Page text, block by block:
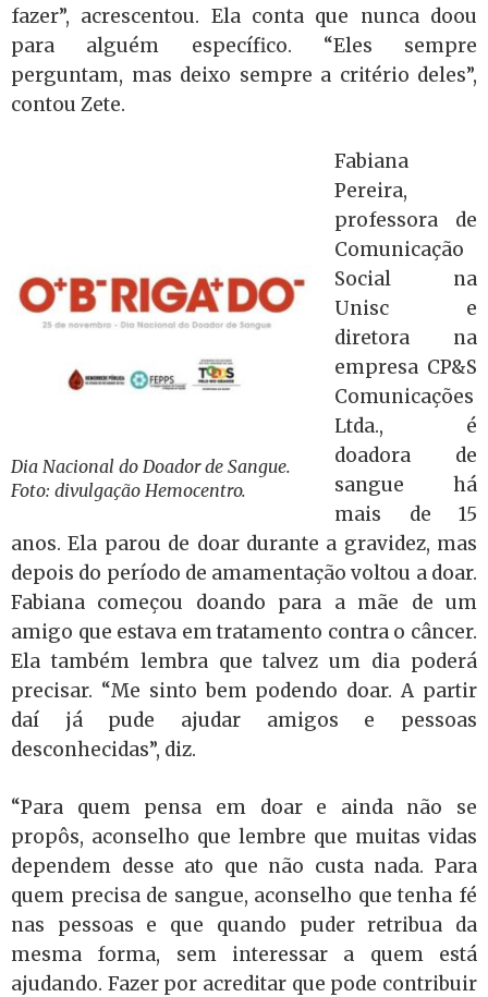
fazer”, acrescentou. Ela conta que nunca doou
para alguém específico. “Eles sempre
perguntam, mas deixo sempre a critério deles”,
contou Zete.
Dia Nacional do Doador de Sangue.
Foto: divulgação Hemocentro.
Fabiana
Pereira,
professora de
Comunicação
Social na
Unisc e
diretora na
empresa CP&S
Comunicações
Ltda., é
doadora de
sangue há
mais de 15
anos. Ela parou de doar durante a gravidez, mas
depois do período de amamentação voltou a doar.
Fabiana começou doando para a mãe de um
amigo que estava em tratamento contra o câncer.
Ela também lembra que talvez um dia poderá
precisar. “Me sinto bem podendo doar. A partir
daí já pude ajudar amigos e pessoas
desconhecidas”, diz.
“Para quem pensa em doar e ainda não se
propôs, aconselho que lembre que muitas vidas
dependem desse ato que não custa nada. Para
quem precisa de sangue, aconselho que tenha fé
nas pessoas e que quando puder retribua da
mesma forma, sem interessar a quem está
ajudando. Fazer por acreditar que pode contribuir